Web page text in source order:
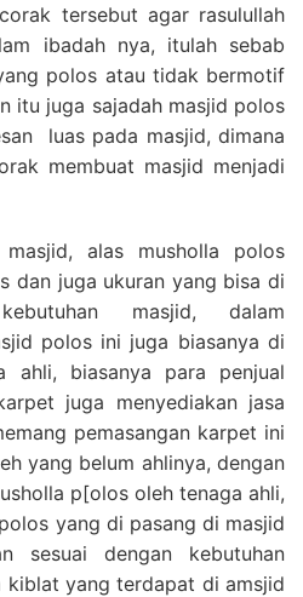
tersebut agar rasulullah
ibadah nya, itulah sebab
polos atau tidak bermotif
itu juga sajadah masjid polos
luas pada masjid, dimana
membuat masjid menjadi
alas musholla polos
dan juga ukuran yang bisa di
masjid, dalam
polos ini juga biasanya di
ahli, biasanya para penjual
juga menyediakan jasa
pemasangan karpet ini
yang belum ahlinya, dengan
p[olos oleh tenaga ahli,
yang di pasang di masjid
sesuai dengan kebutuhan
kiblat yang terdapat di amsjid